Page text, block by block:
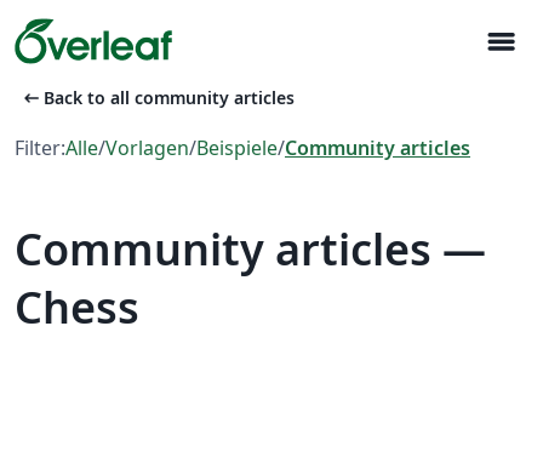
menu
arrow_left_alt Back to all community articles
Filter:Alle/Vorlagen/Beispiele/Community articles
Community articles —
Chess